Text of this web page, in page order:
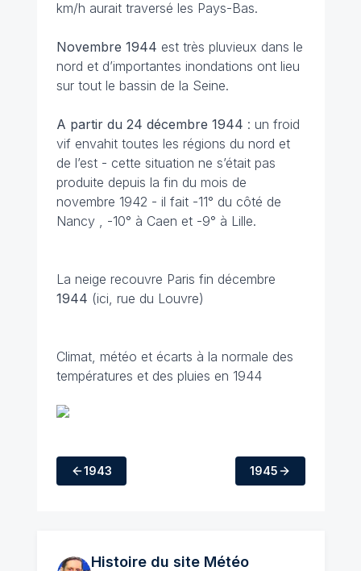
km/h aurait traversé les Pays-Bas.
Novembre 1944 est très pluvieux dans le
nord et d’importantes inondations ont lieu
sur tout le bassin de la Seine.
A partir du 24 décembre 1944 : un froid
vif envahit toutes les régions du nord et
de l’est - cette situation ne s’était pas
produite depuis la fin du mois de
novembre 1942 - il fait -11° du côté de
Nancy , -10° à Caen et -9° à Lille.
La neige recouvre Paris fin décembre
1944 (ici, rue du Louvre)
Climat, météo et écarts à la normale des
températures et des pluies en 1944
1943 1945
Histoire du site Météo